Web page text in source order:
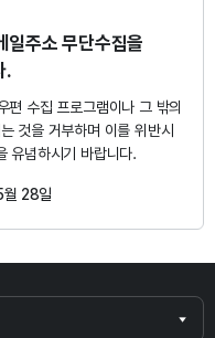
일주소 무단수집을
.
편 수집 프로그램이나 그 밖의
것을 거부하며 이를 위반시
유념하시기 바랍니다.
28일